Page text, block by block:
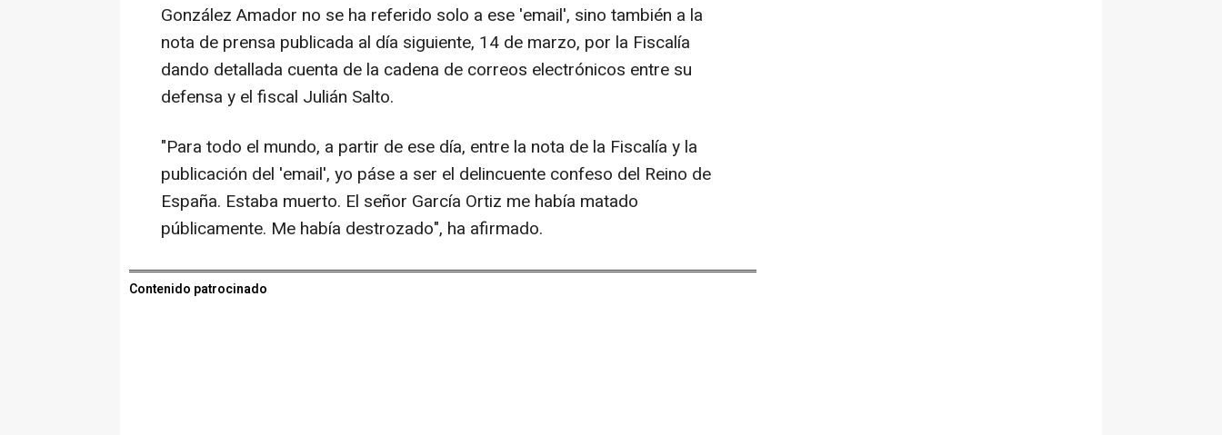
González Amador no se ha referido solo a ese 'email', sino también a la
nota de prensa publicada al día siguiente, 14 de marzo, por la Fiscalía
dando detallada cuenta de la cadena de correos electrónicos entre su
defensa y el fiscal Julián Salto.
"Para todo el mundo, a partir de ese día, entre la nota de la Fiscalía y la
publicación del 'email', yo páse a ser el delincuente confeso del Reino de
España. Estaba muerto. El señor García Ortiz me había matado
públicamente. Me había destrozado", ha afirmado.
Contenido patrocinado